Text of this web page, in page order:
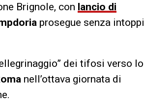
Brignole, con lancio di
prosegue senza intoppi
dei tifosi verso lo
nell’ottava giornata di